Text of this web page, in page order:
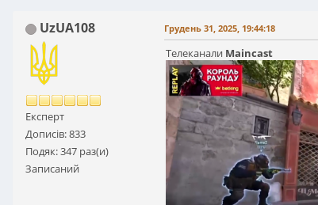
UzUA108
Експерт
Дописів: 833
Подяк: 347 раз(и)
Записаний
Грудень 31, 2025, 19:44:18
Телеканали Maincast